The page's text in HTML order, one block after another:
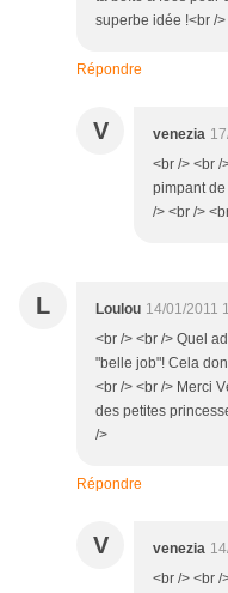
superbe idée !<br /
Répondre
V venezia
<br /> <br /
pimpant
/> <br />
L Loulou 14/01/2011
<br /> <br /> Quel
"belle job"! Cela
<br /> <br /> Merci
des petites
/>
Répondre
V venezia
<br /> <br /